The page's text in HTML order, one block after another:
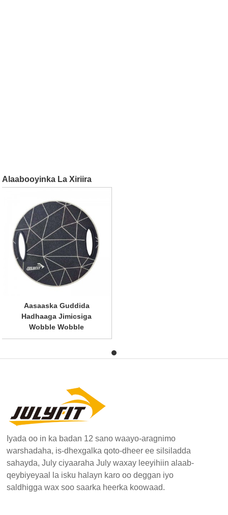
Alaabooyinka La Xiriira
Aasaaska Guddida
Hadhaaga Jimicsiga
Wobble Wobble
Iyada oo in ka badan 12 sano waayo-aragnimo
warshadaha, is-dhexgalka qoto-dheer ee silsiladda
sahayda, July ciyaaraha July waxay leeyihiin alaab-
qeybiyeyaal la isku halayn karo oo deggan iyo
saldhigga wax soo saarka heerka koowaad.